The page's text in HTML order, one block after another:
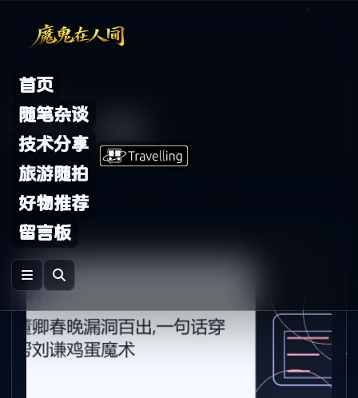
首页
随笔杂谈
技术分享
旅游随拍
好物推荐
留言板
Archive
标签：